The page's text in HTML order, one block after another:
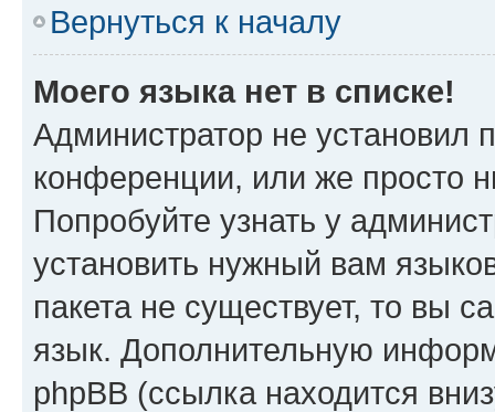
Вернуться к началу
Моего языка нет в списке!
Администратор не установил
конференции, или же просто
Попробуйте узнать у
установить нужный вам
пакета не существует, то вы
язык. Дополнительную
phpBB (ссылка находится